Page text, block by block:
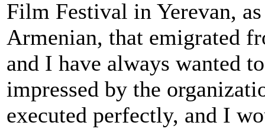
Film Festival in Yerevan,
Armenian, that emigrated
and I have always wanted
impressed by the
executed perfectly, and I